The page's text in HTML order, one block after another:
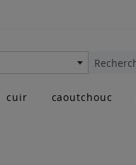
Rechercher
cuir caoutchouc